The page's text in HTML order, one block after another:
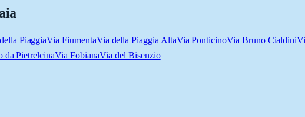
PiaggiaVia FiumentaVia della Piaggia AltaVia PonticinoVia Bruno Cialdini
da PietrelcinaVia FobianaVia del Bisenzio